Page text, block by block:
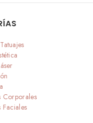
Corporales
Faciales